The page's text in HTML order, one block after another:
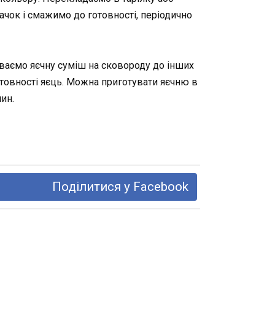
і смажимо до готовності, періодично
яєчну суміш на сковороду до інших
яєць. Можна приготувати яєчню в
Поділитися у Facebook